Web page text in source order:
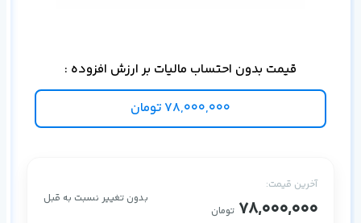
قیمت بدون احتساب مالیات بر ارزش افزوده :
78,000,000 تومان
آخرین قیمت:
78,000,000 تومان
بدون تغییر نسبت به قبل